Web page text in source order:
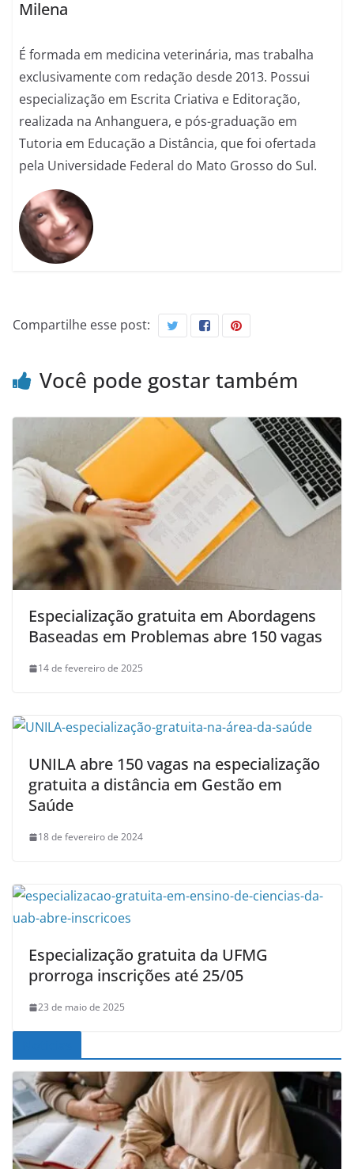
Milena
É formada em medicina veterinária, mas trabalha
exclusivamente com redação desde 2013. Possui
especialização em Escrita Criativa e Editoração,
realizada na Anhanguera, e pós-graduação em
Tutoria em Educação a Distância, que foi ofertada
pela Universidade Federal do Mato Grosso do Sul.
Compartilhe esse post:
Você pode gostar também
Especialização gratuita em Abordagens
Baseadas em Problemas abre 150 vagas
14 de fevereiro de 2025
UNILA abre 150 vagas na especialização
gratuita a distância em Gestão em
Saúde
18 de fevereiro de 2024
Especialização gratuita da UFMG
prorroga inscrições até 25/05
23 de maio de 2025